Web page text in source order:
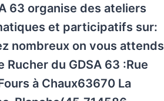
63 organise des ateliers
et participatifs sur:
nombreux on vous attends
Rucher du GDSA 63 :Rue
à Chaux63670 La